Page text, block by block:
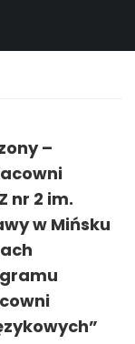
–
nr 2 im.
w Mińsku